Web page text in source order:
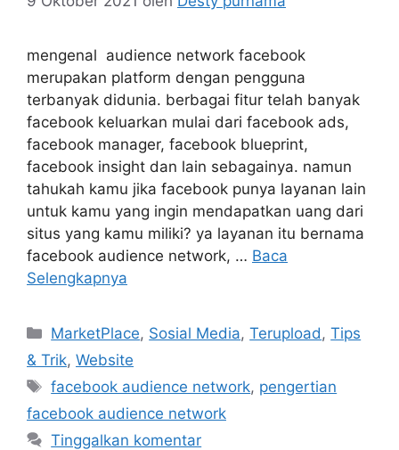
mengenal audience network facebook
merupakan platform dengan pengguna
terbanyak didunia. berbagai fitur telah banyak
facebook keluarkan mulai dari facebook ads,
facebook manager, facebook blueprint,
facebook insight dan lain sebagainya. namun
tahukah kamu jika facebook punya layanan lain
untuk kamu yang ingin mendapatkan uang dari
situs yang kamu miliki? ya layanan itu bernama
facebook audience network, … Baca
Selengkapnya
Kategori
MarketPlace, Sosial Media,Terupload,Tips
& Trik, Website
Tag
facebook audience network, pengertian
facebook audience network
Tinggalkan komentar